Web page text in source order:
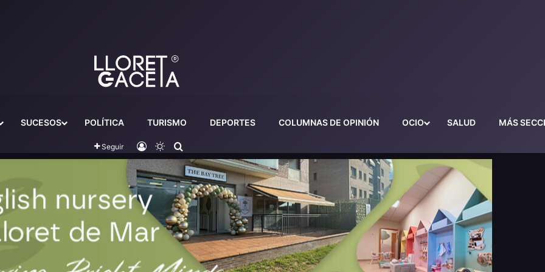
SUCESOS POLÍTICA TURISMO DEPORTES COLUMNAS DE OPINIÓN OCIO SALUD MÁS
Seguir Iniciar sesión
Switch skin